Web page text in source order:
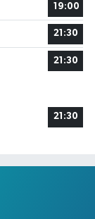
19:00
21:30
21:30
21:30